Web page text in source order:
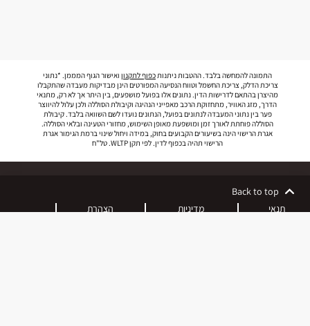
התמונה להמחשה בלבד. ההטבות ניתנותכפוף לתקנון ואישור הגוף המממן. *נתוני
צריכת הדלק, צריכת החשמל וטווח הנסיעה המפורטים הינן מבדיקות מעבדה שהתקבלו
מהיצרן בהתאם לדרישות הדין. נתונים אלו בפועל מושפעים, בין היתר אך לא רק, מתנאי
הדרך, מזג האוויר, מתחזוקת הרכב מאפייני הנהיגה וקיבולת הסוללה ולכן עלול להיווצר
פער בין נתוני המעבדה לנתונים בפועל, הנתונים נועדו לשם השוואה בלבד. קיבולת
הסוללה פוחתת לאורך זמן ומושפעת מאופן השימוש, מחזורי הטעינה ובלאי הסוללה.
אגרת הרישוי הינה בשיעורים הקבועים בחוק, במידה ויחול שינוי ברמת הגימור אגרת
הרישוי תהיה בכפוף לדין. לפי תקן WLTP. טל"ח
Back to top
תנאי
מדיניות
הצהרת
אודות